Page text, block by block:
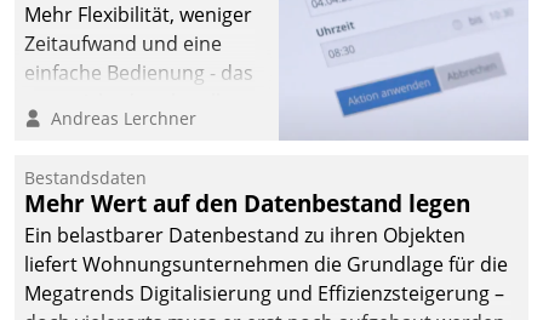
Mehr Flexibilität, weniger
Zeitaufwand und eine
einfache Bedienung - das
Cockpit für mobile
Datatrain. Die meravis
Wohnungsbau- und
Immobilien GmbH hat
sich dabei für den Betrieb
der Lösung über die SAP
Andreas Lerchner
Bestandsdaten
Mehr Wert auf den Datenbestand legen
Ein belastbarer Datenbestand zu ihren Objekten
liefert Wohnungsunternehmen die Grundlage für die
Megatrends Digitalisierung und Effizienzsteigerung –